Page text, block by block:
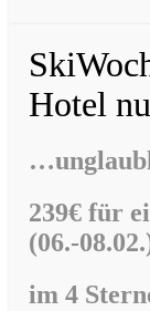
Hotel
239€ für
(06.-
im 4